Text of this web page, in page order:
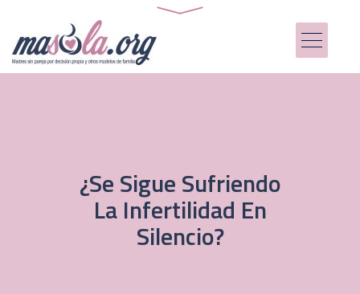
¿Se Sigue Sufriendo
La Infertilidad En
Silencio?